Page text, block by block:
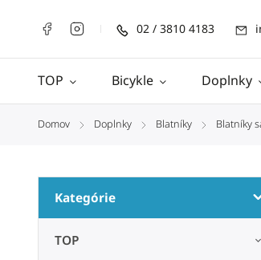
02 / 3810 4183
TOP Bicykle Doplnky
Domov / Doplnky / Blatníky / Blatníky
Kategórie
TOP